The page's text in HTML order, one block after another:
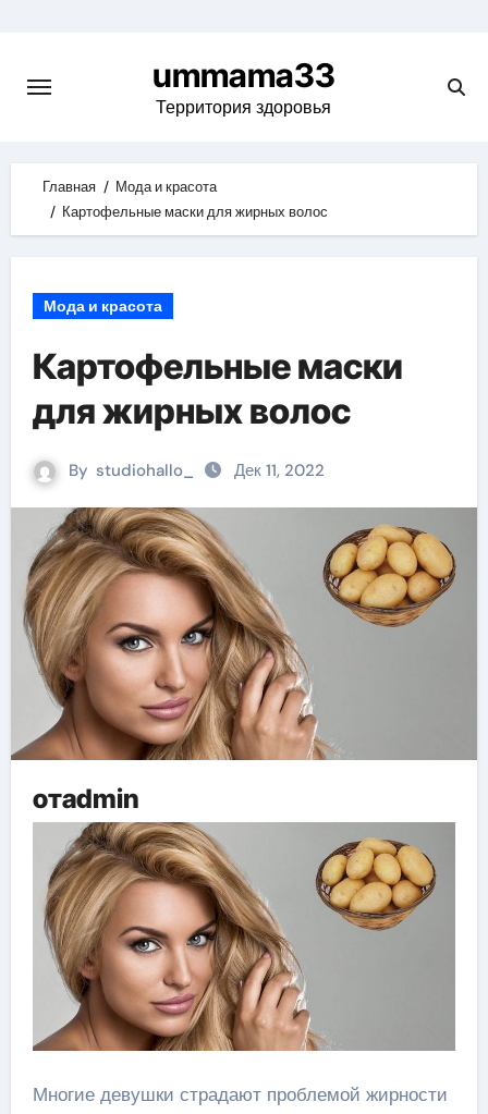
content
ummama33
Территория здоровья
Главная
Мода и красота
Картофельные маски для жирных волос
Мода и красота
Картофельные маски
для жирных волос
By studiohallo_ Дек 11, 2022
отadmin
Многие девушки страдают проблемой жирности